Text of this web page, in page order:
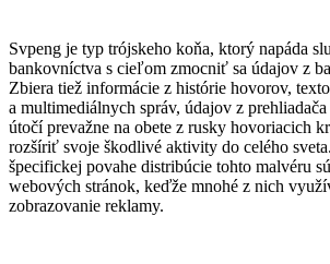
Svpeng je typ trójskeho koňa, ktorý napáda
bankovníctva s cieľom zmocniť sa údajov z
Zbiera tiež informácie z histórie hovorov,
a multimediálnych správ, údajov z
útočí prevažne na obete z rusky hovoriacich
rozšíriť svoje škodlivé aktivity do celého
špecifickej povahe distribúcie tohto malvéru
webových stránok, keďže mnohé z nich
zobrazovanie reklamy.